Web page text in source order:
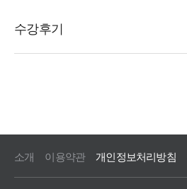
소개 이용약관 개인정보처리방침